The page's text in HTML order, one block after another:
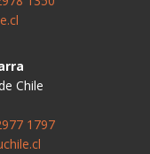
Chile
1797